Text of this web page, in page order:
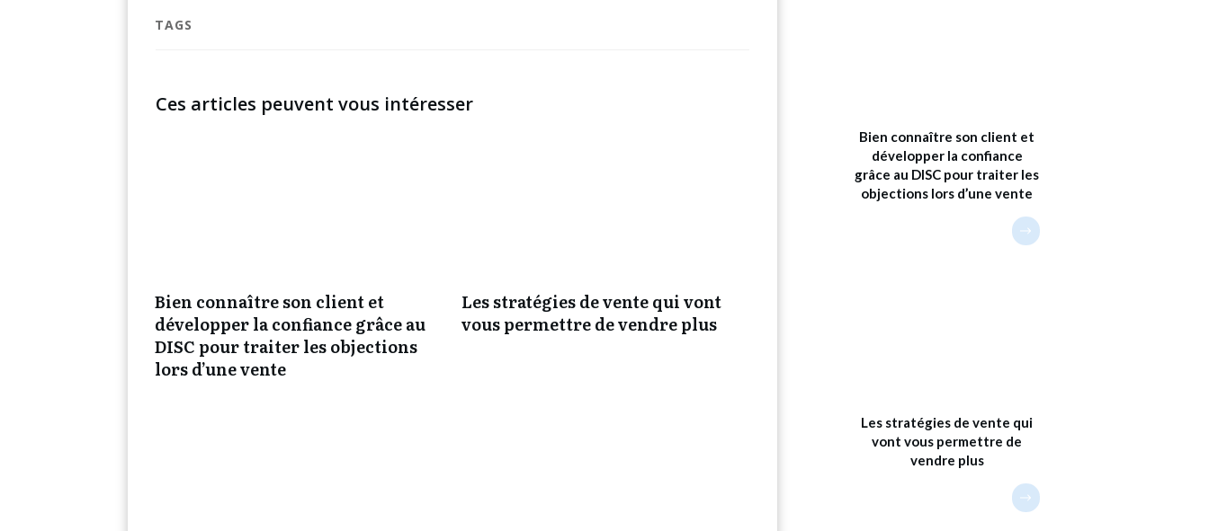
TAGS
Ces articles peuvent vous intéresser
Bien connaître son client et
développer la confiance grâce au
DISC pour traiter les objections
lors d’une vente
Les stratégies de vente qui vont
vous permettre de vendre plus
Bien connaître son client et
développer la confiance
grâce au DISC pour traiter les
objections lors d’une vente
Les stratégies de vente qui
vont vous permettre de
vendre plus